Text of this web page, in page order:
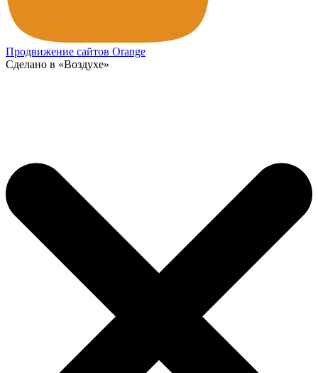
Продвижение сайтов Orange
Сделано в «Воздухе»